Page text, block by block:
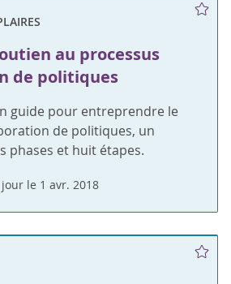
au processus
de politiques
guide pour entreprendre le
de politiques, un
phases et huit étapes.
le 1 avr. 2018